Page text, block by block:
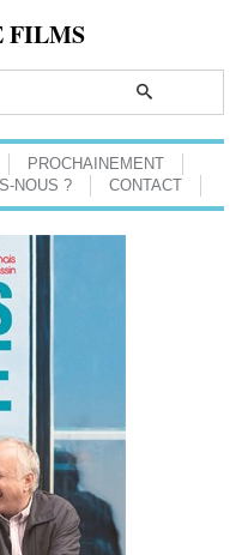
FILMS
PROCHAINEMENT
NOUS ? CONTACT